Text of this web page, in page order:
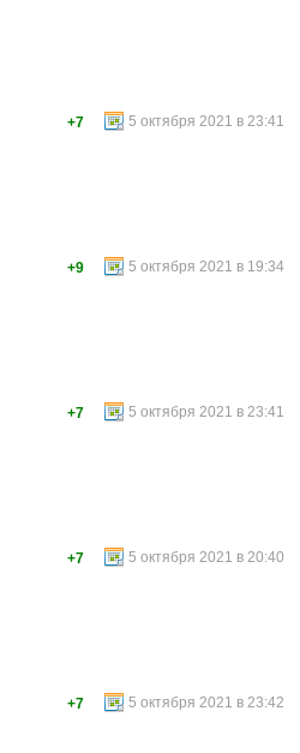
5 октября 2021 в 23:41
+7
5 октября 2021 в 19:34
+9
5 октября 2021 в 23:41
+7
5 октября 2021 в 20:40
+7
5 октября 2021 в 23:42
+7